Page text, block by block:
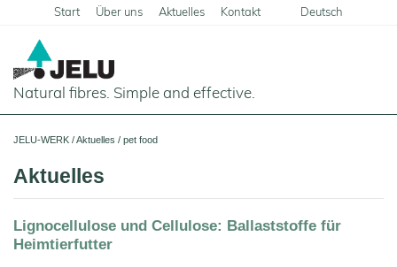
Start Über uns Aktuelles Kontakt Deutsch
Natural fibres. Simple and effective.
Lebensmittel
Übersicht
Anwendungen
Haus- und Nutztiere
Übersicht
Technische Industrie
JELU-WERK /Aktuelles / pet food
Aktuelles
Lignocellulose und Cellulose: Ballaststoffe für
Heimtierfutter